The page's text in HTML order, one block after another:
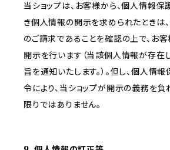
当ショップは、お客様から、個人情報
き個人情報の開示を求められたときは
のご請求であることを確認の上で、お客
開示を行います（当該個人情報が存在
旨を通知いたします。）。但し、個人情
令により、当ショップが開示の義務を負
限りではありません。